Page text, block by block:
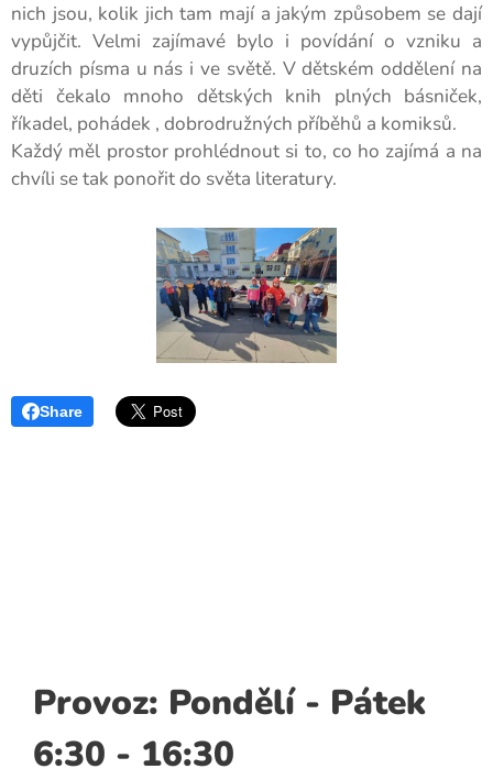
nich jsou, kolik jich tam mají a jakým způsobem se dají
vypůjčit. Velmi zajímavé bylo i povídání o vzniku a
druzích písma u nás i ve světě. V dětském oddělení na
děti čekalo mnoho dětských knih plných básniček,
říkadel, pohádek , dobrodružných příběhů a komiksů.
Každý měl prostor prohlédnout si to, co ho zajímá a na
chvíli se tak ponořit do světa literatury.
Share
Provoz: Pondělí - Pátek
6:30 - 16:30